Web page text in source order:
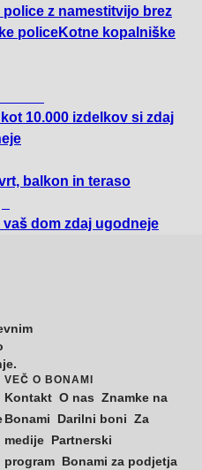
police z namestitvijo brez
policeKotne kopalniške
10.000 izdelkov si zdaj
balkon in teraso
vaš dom zdaj ugodneje
VEČ O BONAMI
Kontakt O nas Znamke na
Bonami
Darilni boni Za
medije Partnerski
program Bonami za podjetja